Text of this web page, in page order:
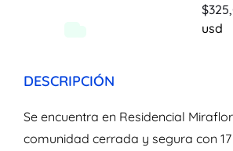
usd
DESCRIPCIÓN
Se encuentra en Residencial
comunidad cerrada y segura con 17